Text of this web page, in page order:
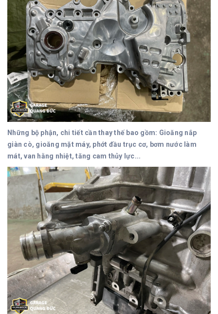
Những bộ phận, chi tiết cần thay thế bao gồm: Gioăng nắp
giàn cò, gioăng mặt máy, phớt đầu trục cơ, bơm nước làm
mát, van hằng nhiệt, tăng cam thủy lực...